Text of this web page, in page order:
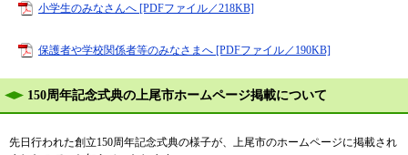
小学生のみなさんへ [PDFファイル／218KB]
保護者や学校関係者等のみなさまへ [PDFファイル／190KB]
150周年記念式典の上尾市ホームページ掲載について
先日行われた創立150周年記念式典の様子が、上尾市のホームページに掲載され